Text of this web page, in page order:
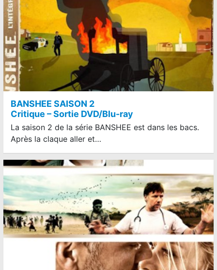
BANSHEE SAISON 2
Critique – Sortie DVD/Blu-ray
La saison 2 de la série BANSHEE est dans les bacs.
Après la claque aller et…